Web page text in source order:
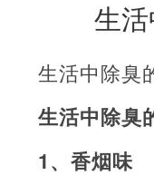
生
生活中除臭
生活中除臭
1、香烟味